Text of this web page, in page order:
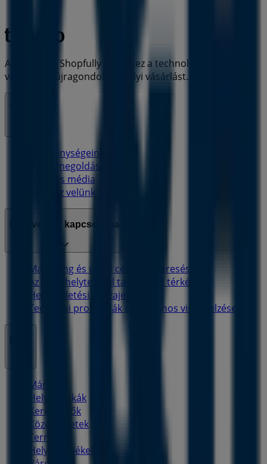
A Tiendeo a Shopfully része - ez a technológiai vállalat
világszerte újragondolja a helyi vásárlást.
Tevékenységeink
Üzleti megoldások
Hírek és média
Dolgozz velünk
Lépj velünk kapcsolatba
Marketing és üzleti célú megkeresések
Az üzlet helytelenül található a térképen
Heti hirdetési visszajelzés
Technikai problémák és általános visszajelzések
Márkák
Helyi márkák
Kereskedők
Közeli üzletek
Termékek
Helyi termékek